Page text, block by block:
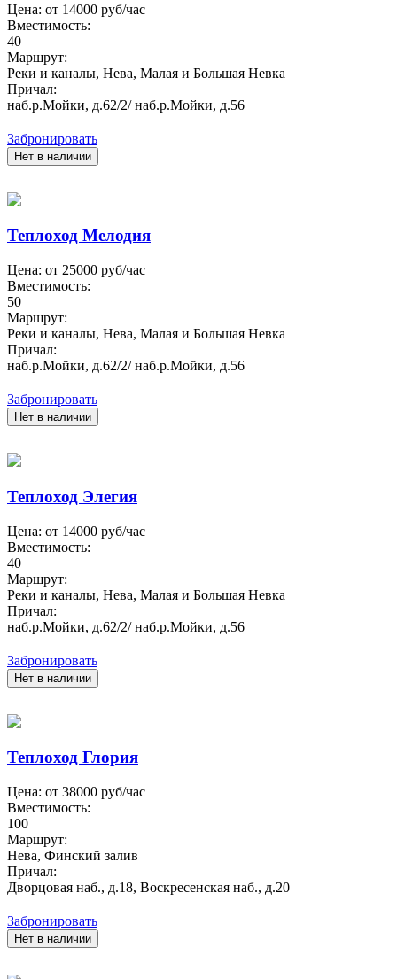
Цена: от 14000 руб/час
Вместимость:
40
Маршрут:
Реки и каналы, Нева, Малая и Большая Невка
Причал:
наб.р.Мойки, д.62/2/ наб.р.Мойки, д.56
Забронировать
Нет в наличии
Теплоход Мелодия
Цена: от 25000 руб/час
Вместимость:
50
Маршрут:
Реки и каналы, Нева, Малая и Большая Невка
Причал:
наб.р.Мойки, д.62/2/ наб.р.Мойки, д.56
Забронировать
Нет в наличии
Теплоход Элегия
Цена: от 14000 руб/час
Вместимость:
40
Маршрут:
Реки и каналы, Нева, Малая и Большая Невка
Причал:
наб.р.Мойки, д.62/2/ наб.р.Мойки, д.56
Забронировать
Нет в наличии
Теплоход Глория
Цена: от 38000 руб/час
Вместимость:
100
Маршрут:
Нева, Финский залив
Причал:
Дворцовая наб., д.18, Воскресенская наб., д.20
Забронировать
Нет в наличии